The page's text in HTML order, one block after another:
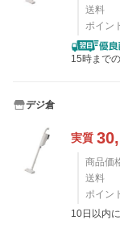
送料
ポイン
15時まで
デジ倉
実質
商品価
送料
ポイン
10日以内